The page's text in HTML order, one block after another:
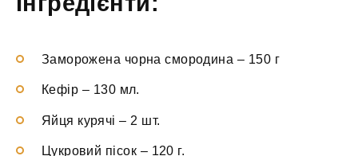
Заморожена чорна смородина – 150 г
Кефір – 130 мл.
Яйця курячі – 2 шт.
Цукровий пісок– 120 г.